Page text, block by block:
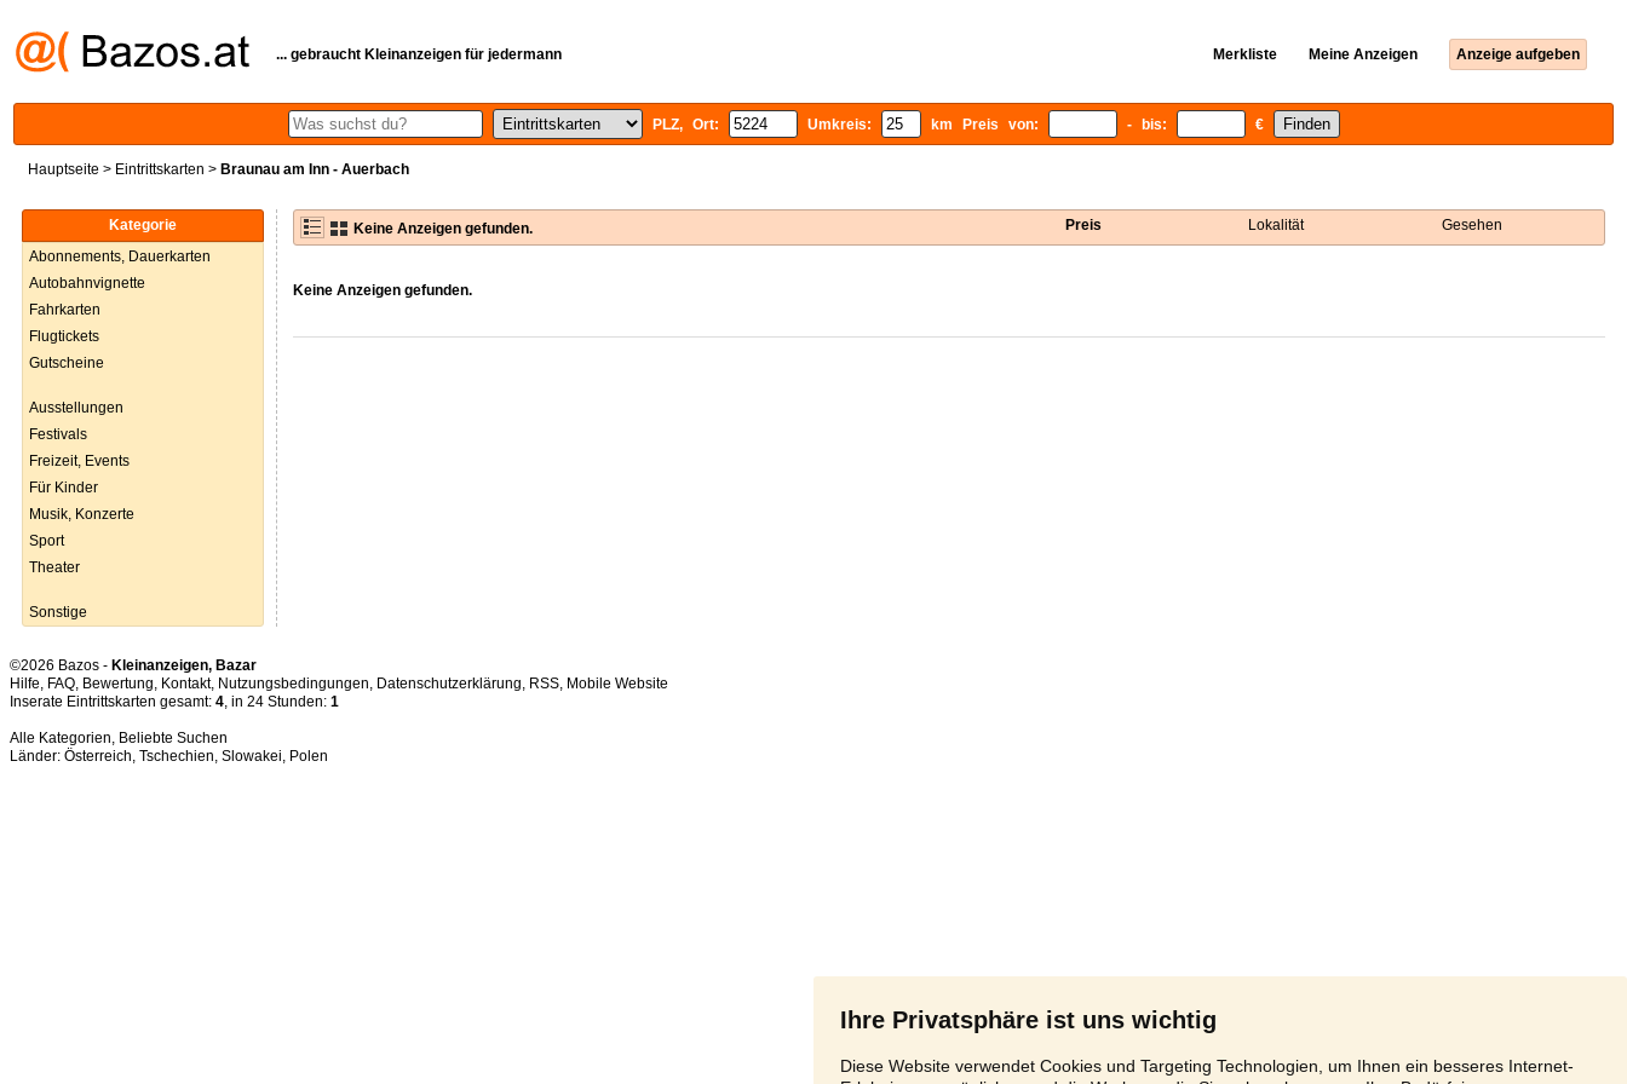
Ihre Privatsphäre ist uns wichtig
Diese Website verwendet Cookies und Targeting Technologien, um Ihnen ein besseres Internet-
... gebraucht Kleinanzeigen für jedermann Merkliste Meine Anzeigen Anzeige aufgeben
PLZ, Ort: Umkreis: km Preis von: - bis: €
Hauptseite > Eintrittskarten > Braunau am Inn - Auerbach
Kategorie
Abonnements, Dauerkarten
Autobahnvignette
Fahrkarten
Flugtickets
Gutscheine
Ausstellungen
Festivals
Freizeit, Events
Für Kinder
Musik, Konzerte
Sport
Theater
Sonstige
Keine Anzeigen gefunden. Preis Lokalität Gesehen
Keine Anzeigen gefunden.
©2026 Bazos - Kleinanzeigen, Bazar
Hilfe, FAQ, Bewertung, Kontakt, Nutzungsbedingungen, Datenschutzerklärung, RSS,
Inserate Eintrittskarten gesamt: 4, in 24 Stunden: 1
Alle Kategorien, Beliebte Suchen
Länder: Österreich, Tschechien, Slowakei, Polen